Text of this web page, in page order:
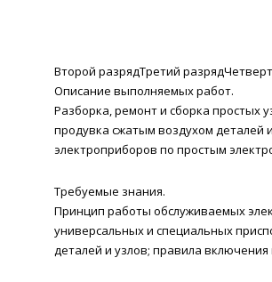
Второй разрядТретий разряд
Описание выполняемых работ.
Разборка, ремонт и сборка простых
продувка сжатым воздухом деталей
электроприборов по простым
Требуемые знания.
Принцип работы обслуживаемых
универсальных и специальных
деталей и узлов; правила